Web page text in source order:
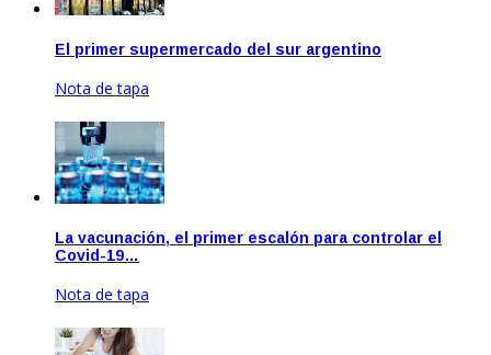
El primer supermercado del sur argentino
Nota de tapa
La vacunación, el primer escalón para controlar el
Covid-19…
Nota de tapa